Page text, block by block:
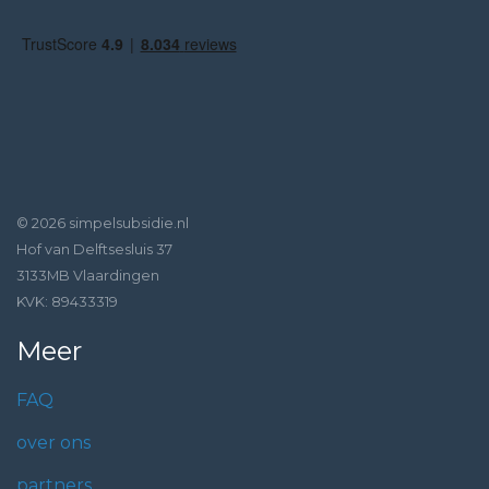
© 2026 simpelsubsidie.nl
Hof van Delftsesluis 37
3133MB Vlaardingen
KVK: 89433319
Meer
FAQ
over ons